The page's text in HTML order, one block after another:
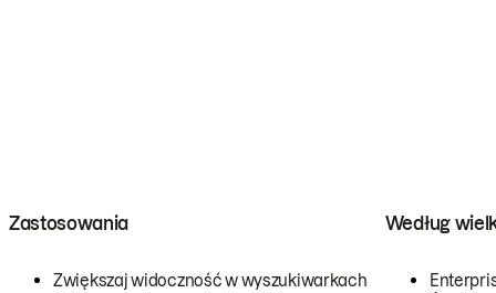
Zastosowania
Zwiększaj widoczność w wyszukiwarkach
Według